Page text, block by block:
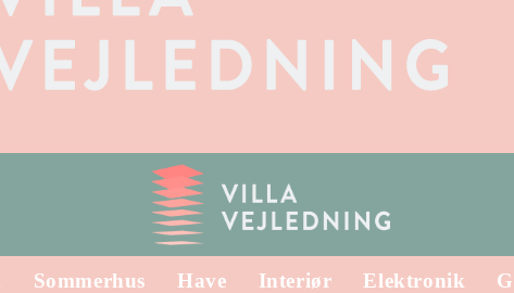
Sommerhus Have Interiør Elektronik